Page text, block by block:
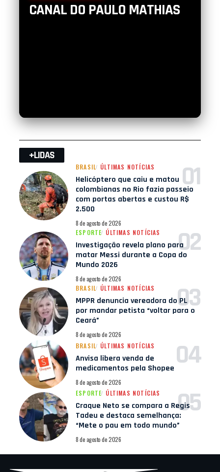
CANAL DO PAULO MATHIAS
+LIDAS
BRASIL ÚLTIMAS NOTÍCIAS
Helicóptero que caiu e matou
colombianas no Rio fazia passeio
com portas abertas e custou R$
2.500
8 de agosto de 2026
ESPORTE ÚLTIMAS NOTÍCIAS
Investigação revela plano para
matar Messi durante a Copa do
Mundo 2026
8 de agosto de 2026
BRASIL ÚLTIMAS NOTÍCIAS
MPPR denuncia vereadora do PL
por mandar petista “voltar para o
Ceará”
8 de agosto de 2026
BRASIL ÚLTIMAS NOTÍCIAS
Anvisa libera venda de
medicamentos pela Shopee
8 de agosto de 2026
ESPORTE ÚLTIMAS NOTÍCIAS
Craque Neto se compara a Regis
Tadeu e destaca semelhança:
“Mete o pau em todo mundo”
8 de agosto de 2026